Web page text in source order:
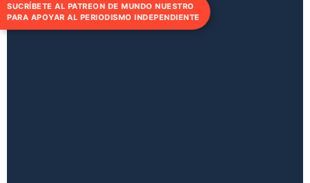
SUCRÍBETE AL PATREON DE MUNDO NUESTRO
PARA APOYAR AL PERIODISMO INDEPENDIENTE